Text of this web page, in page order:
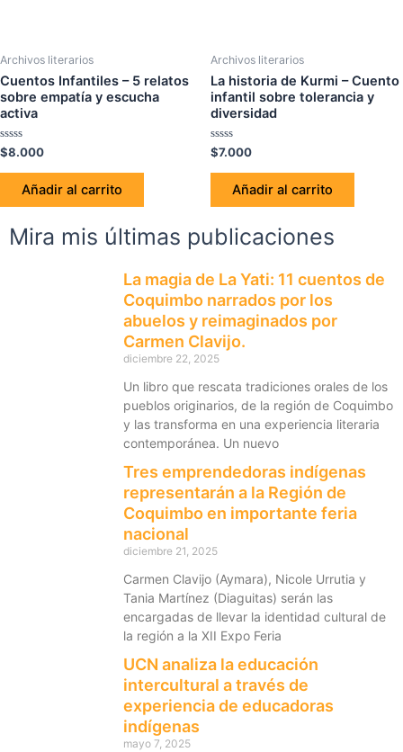
Archivos literarios
Cuentos Infantiles – 5 relatos
sobre empatía y escucha
activa
Valorado
con
0
$8.000
Añadir al carrito
Archivos literarios
La historia de Kurmi – Cuento
infantil sobre tolerancia y
diversidad
Valorado
con
0
$7.000
Añadir al carrito
Mira mis últimas publicaciones
La magia de La Yati: 11 cuentos de
Coquimbo narrados por los
abuelos y reimaginados por
Carmen Clavijo.
diciembre 22, 2025
Un libro que rescata tradiciones orales de los
pueblos originarios, de la región de Coquimbo
y las transforma en una experiencia literaria
contemporánea. Un nuevo
Tres emprendedoras indígenas
representarán a la Región de
Coquimbo en importante feria
nacional
diciembre 21, 2025
Carmen Clavijo (Aymara), Nicole Urrutia y
Tania Martínez (Diaguitas) serán las
encargadas de llevar la identidad cultural de
la región a la XII Expo Feria
UCN analiza la educación
intercultural a través de
experiencia de educadoras
indígenas
mayo 7, 2025